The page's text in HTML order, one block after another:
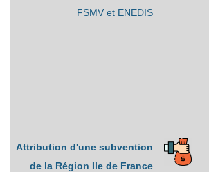
FSMV et ENEDIS
Attribution d'une subvention
de la Région Ile de France